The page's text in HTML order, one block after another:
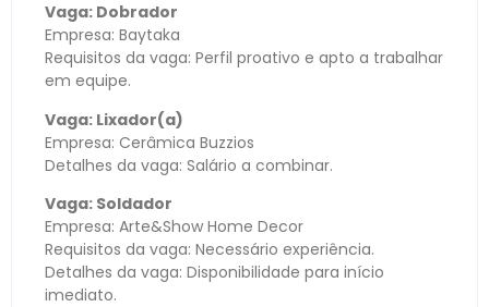
Vaga: Dobrador
Empresa: Baytaka
Requisitos da vaga: Perfil proativo e apto a trabalhar
em equipe.
Vaga: Lixador(a)
Empresa: Cerâmica Buzzios
Detalhes da vaga: Salário a combinar.
Vaga: Soldador
Empresa: Arte&Show Home Decor
Requisitos da vaga: Necessário experiência.
Detalhes da vaga: Disponibilidade para início
imediato.